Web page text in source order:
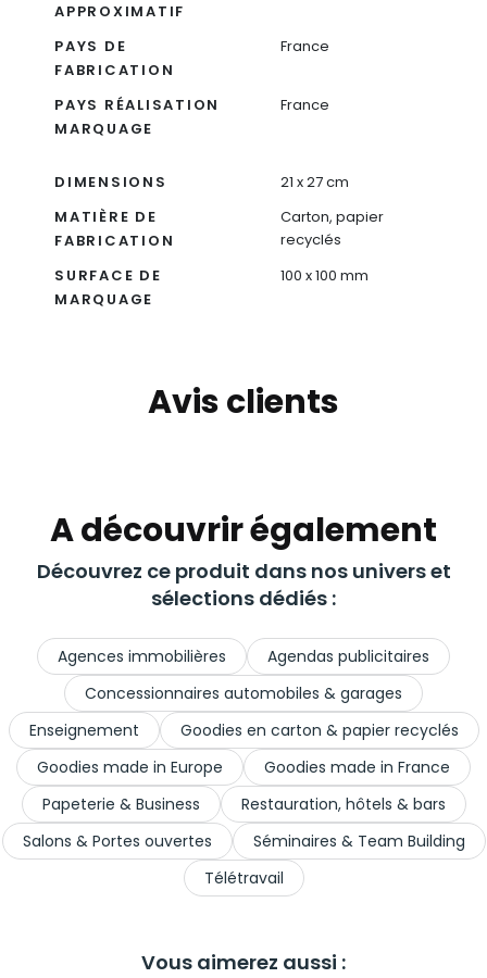
APPROXIMATIF
PAYS DE
FABRICATION
France
PAYS RÉALISATION
MARQUAGE
France
DIMENSIONS
21 x 27 cm
MATIÈRE DE
FABRICATION
Carton, papier
recyclés
SURFACE DE
MARQUAGE
100 x 100 mm
Avis clients
A découvrir également
Découvrez ce produit dans nos univers et
sélections dédiés :
Agences immobilières
Agendas publicitaires
Concessionnaires automobiles & garages
Enseignement
Goodies en carton & papier recyclés
Goodies made in Europe
Goodies made in France
Papeterie & Business
Restauration, hôtels & bars
Salons & Portes ouvertes
Séminaires & Team Building
Télétravail
Vous aimerez aussi :